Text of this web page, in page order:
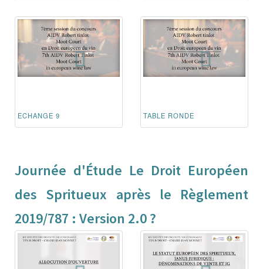
ECHANGE 9 TABLE RONDE
Journée d'Étude Le Droit Européen
des Spritueux après le Règlement
2019/787 : Version 2.0 ?